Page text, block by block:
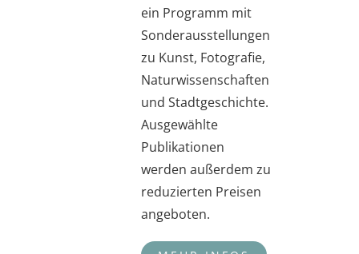
ein Programm mit
Sonderausstellungen
zu Kunst, Fotografie,
Naturwissenschaften
und Stadtgeschichte.
Ausgewählte
Publikationen
werden außerdem zu
reduzierten Preisen
angeboten.